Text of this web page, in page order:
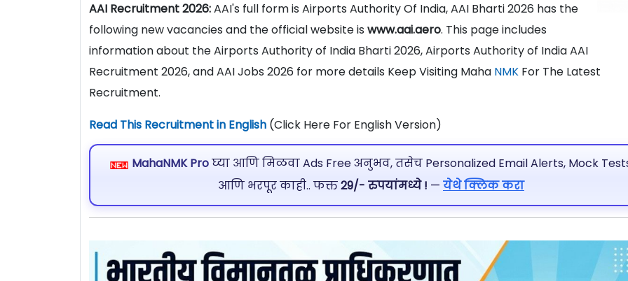
AAI Recruitment 2026:AAI's full form is Airports Authority Of India, AAI Bharti 2026 has the
following new vacancies and the official website is www.aai.aero. This page includes
information about the Airports Authority of India Bharti 2026, Airports Authority of India AAI
Recruitment 2026, and AAI Jobs 2026 for more details Keep Visiting Maha NMK For The Latest
Recruitment.
Read This Recruitment in English (Click Here For English Version)
MahaNMK Proघ्या आणि मिळवा Ads Free अनुभव, तसेच Personalized Email Alerts, Mock
आणि भरपूर काही.. फक्त29/- रुपयांमध्ये ! — येथे क्लिक करा